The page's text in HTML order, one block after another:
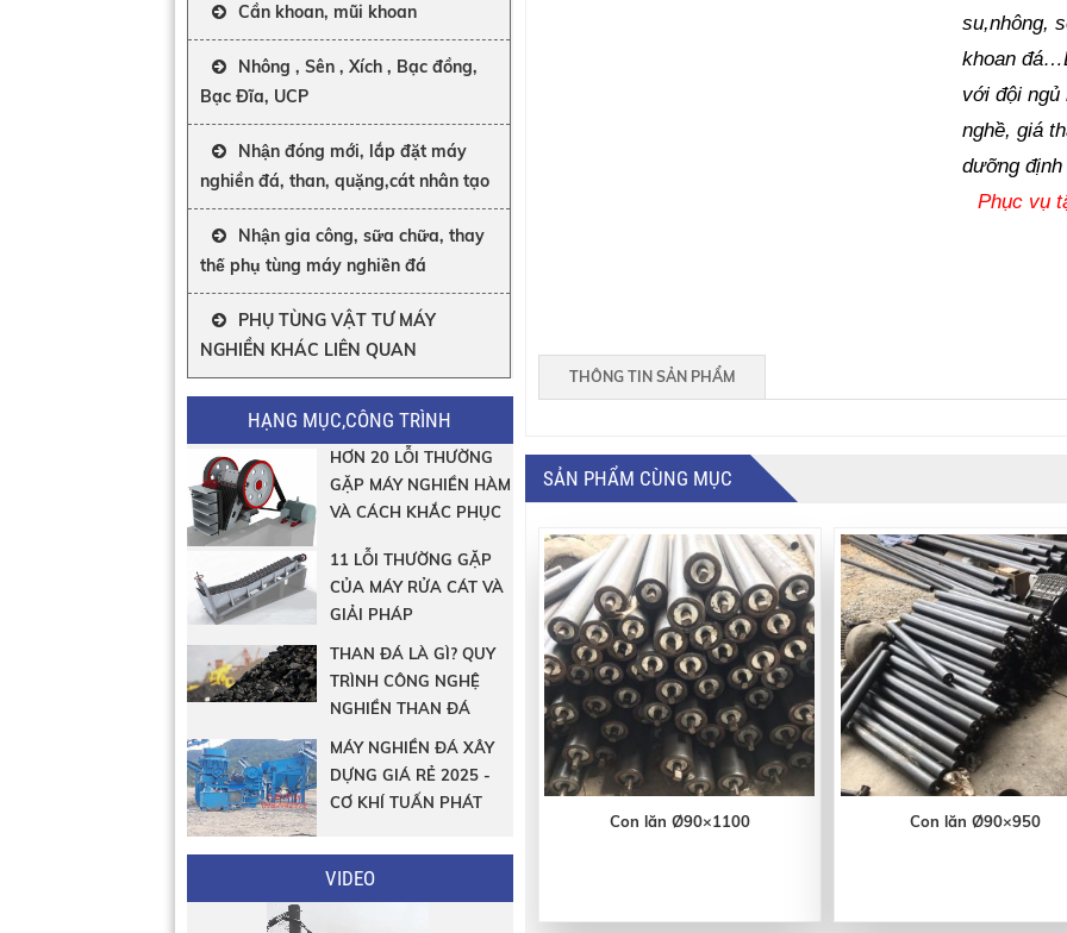
Cần khoan, mũi khoan
Nhông , Sên , Xích , Bạc đồng,
Bạc Đĩa, UCP
Nhận đóng mới, lắp đặt máy
nghiền đá, than, quặng,cát nhân tạo
Nhận gia công, sữa chữa, thay
thế phụ tùng máy nghiền đá
PHỤ TÙNG VẬT TƯ MÁY
NGHIỀN KHÁC LIÊN QUAN
HẠNG MỤC,CÔNG TRÌNH
HƠN 20 LỖI THƯỜNG
GẶP MÁY NGHIỀN HÀM
VÀ CÁCH KHẮC PHỤC
11 LỖI THƯỜNG GẶP
CỦA MÁY RỬA CÁT VÀ
GIẢI PHÁP
THAN ĐÁ LÀ GÌ? QUY
TRÌNH CÔNG NGHỆ
NGHIỀN THAN ĐÁ
MÁY NGHIỀN ĐÁ XÂY
DỰNG GIÁ RẺ 2025 -
CƠ KHÍ TUẤN PHÁT
VIDEO
su,nhông,
khoan
với đội ngủ
nghề, giá
dưỡng
Phục vụ
THÔNG TIN SẢN PHẨM
SẢN PHẨM CÙNG MỤC
Con lăn Ø90×1100 Con lăn Ø90×950